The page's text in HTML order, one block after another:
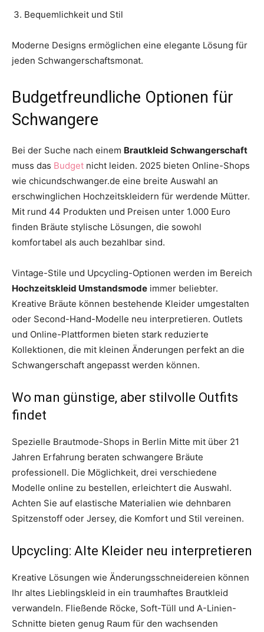
Bequemlichkeit und Stil
Moderne Designs ermöglichen eine elegante Lösung für
jeden Schwangerschaftsmonat.
Budgetfreundliche Optionen für
Schwangere
Bei der Suche nach einem Brautkleid Schwangerschaft
muss das Budget nicht leiden. 2025 bieten Online-Shops
wie chicundschwanger.de eine breite Auswahl an
erschwinglichen Hochzeitskleidern für werdende Mütter.
Mit rund 44 Produkten und Preisen unter 1.000 Euro
finden Bräute stylische Lösungen, die sowohl
komfortabel als auch bezahlbar sind.
Vintage-Stile und Upcycling-Optionen werden im Bereich
Hochzeitskleid Umstandsmode immer beliebter.
Kreative Bräute können bestehende Kleider umgestalten
oder Second-Hand-Modelle neu interpretieren. Outlets
und Online-Plattformen bieten stark reduzierte
Kollektionen, die mit kleinen Änderungen perfekt an die
Schwangerschaft angepasst werden können.
Wo man günstige, aber stilvolle Outfits
findet
Spezielle Brautmode-Shops in Berlin Mitte mit über 21
Jahren Erfahrung beraten schwangere Bräute
professionell. Die Möglichkeit, drei verschiedene
Modelle online zu bestellen, erleichtert die Auswahl.
Achten Sie auf elastische Materialien wie dehnbaren
Spitzenstoff oder Jersey, die Komfort und Stil vereinen.
Upcycling: Alte Kleider neu interpretieren
Kreative Lösungen wie Änderungsschneidereien können
Ihr altes Lieblingskleid in ein traumhaftes Brautkleid
verwandeln. Fließende Röcke, Soft-Tüll und A-Linien-
Schnitte bieten genug Raum für den wachsenden